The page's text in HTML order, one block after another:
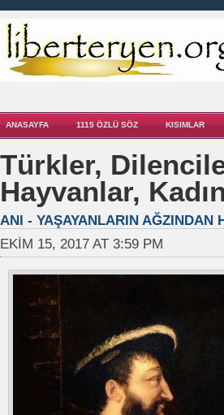
ANASAYFA 1115 ÖZLÜ SÖZ KISIMLAR
Türkler,
Hayvanlar,
ANI - YAŞAYANLARIN AĞZINDAN
EKIM 15, 2017 AT 3:59 PM